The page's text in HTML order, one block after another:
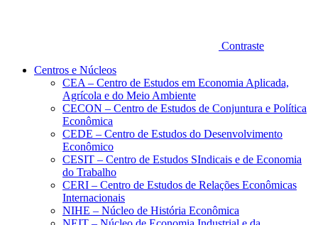
Contraste
Centros e Núcleos
CEA – Centro de Estudos em Economia Aplicada,
Agrícola e do Meio Ambiente
CECON – Centro de Estudos de Conjuntura e Política
Econômica
CEDE – Centro de Estudos do Desenvolvimento
Econômico
CESIT – Centro de Estudos SIndicais e de Economia
do Trabalho
CERI – Centro de Estudos de Relações Econômicas
Internacionais
NIHE – Núcleo de História Econômica